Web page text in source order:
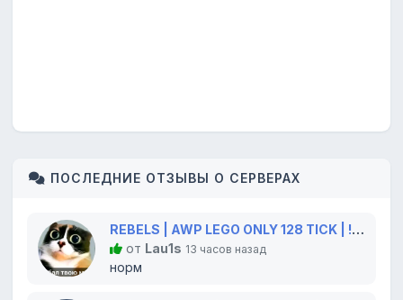
ПОСЛЕДНИЕ ОТЗЫВЫ О СЕРВЕРАХ
REBELS | AWP LEGO ONLY 128 TICK | !WS !GLOVES !KNIFE
от Lau1s 13 часов назад
норм